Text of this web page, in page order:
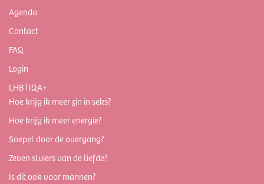
Agenda
Contact
FAQ
Login
LHBTIQA+
Hoe krijg ik meer zin in seks?
Hoe krijg ik meer energie?
Soepel door de overgang?
Zeven sluiers van de liefde?
Is dit ook voor mannen?